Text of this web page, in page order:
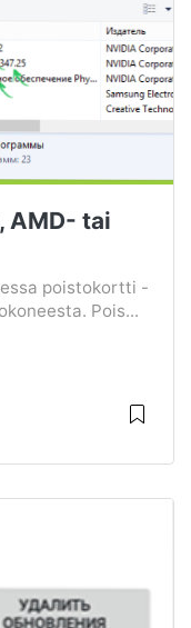
AMD- tai
poistokortti -
Pois...